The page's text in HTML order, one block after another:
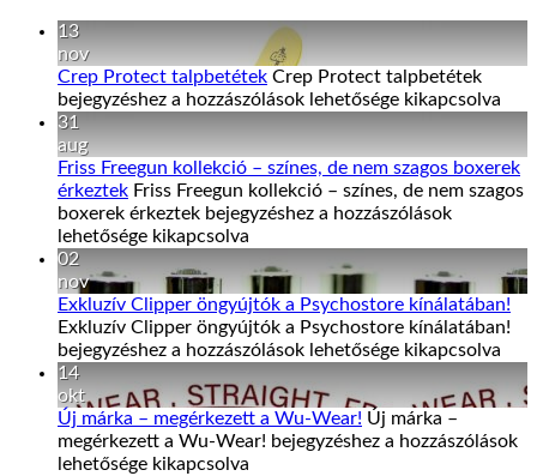
13
nov
Crep Protect talpbetétek Crep Protect talpbetétek
bejegyzéshez a hozzászólások lehetősége kikapcsolva
31
aug
Friss Freegun kollekció – színes, de nem szagos boxerek
érkeztek Friss Freegun kollekció – színes, de nem szagos
boxerek érkeztek bejegyzéshez a hozzászólások
lehetősége kikapcsolva
02
nov
Exkluzív Clipper öngyújtók a Psychostore kínálatában!
Exkluzív Clipper öngyújtók a Psychostore kínálatában!
bejegyzéshez a hozzászólások lehetősége kikapcsolva
14
okt
Új márka – megérkezett a Wu-Wear! Új márka –
megérkezett a Wu-Wear! bejegyzéshez a hozzászólások
lehetősége kikapcsolva